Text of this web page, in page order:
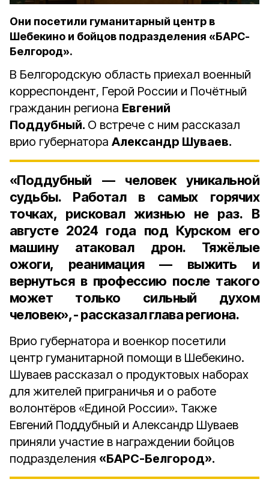
Они посетили гуманитарный центр в
Шебекино и бойцов подразделения «БАРС-
Белгород».
В Белгородскую область приехал военный
корреспондент, Герой России и Почётный
гражданин региона Евгений
Поддубный. О встрече с ним рассказал
врио губернатора Александр Шуваев.
«Поддубный — человек уникальной
судьбы. Работал в самых горячих
точках, рисковал жизнью не раз. В
августе 2024 года под Курском его
машину атаковал дрон. Тяжёлые
ожоги, реанимация — выжить и
вернуться в профессию после такого
может только сильный духом
человек», - рассказал глава региона.
Врио губернатора и военкор посетили
центр гуманитарной помощи в Шебекино.
Шуваев рассказал о продуктовых наборах
для жителей приграничья и о работе
волонтёров «Единой России». Также
Евгений Поддубный и Александр Шуваев
приняли участие в награждении бойцов
подразделения «БАРС-Белгород».